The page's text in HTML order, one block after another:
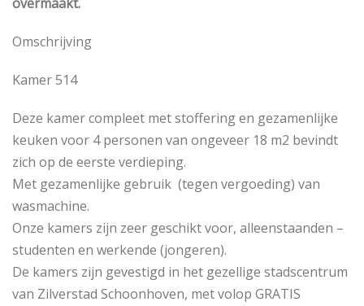
Omschrijving
Kamer 514
Deze kamer compleet met stoffering en gezamenlijke
keuken voor 4 personen van ongeveer 18 m2 bevindt
zich op de eerste verdieping.
Met gezamenlijke gebruik (tegen vergoeding) van
wasmachine.
Onze kamers zijn zeer geschikt voor, alleenstaanden –
studenten en werkende (jongeren).
De kamers zijn gevestigd in het gezellige stadscentrum
van Zilverstad Schoonhoven, met volop GRATIS